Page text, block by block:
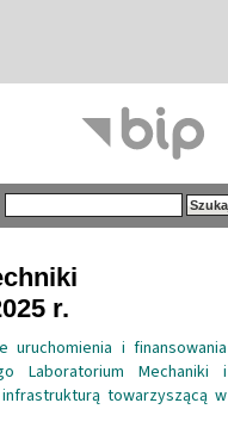
r.
uruchomienia i finansowania
Laboratorium Mechaniki i
towarzyszącą w